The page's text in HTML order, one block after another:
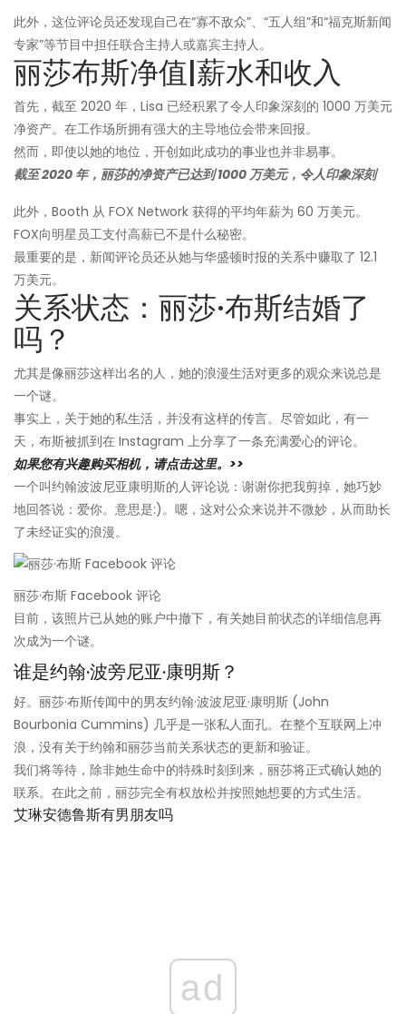
此外，这位评论员还发现自己在“寡不敌众”、“五人组”和“福克斯新闻
专家”等节目中担任联合主持人或嘉宾主持人。
丽莎布斯净值|薪水和收入
首先，截至 2020 年，Lisa 已经积累了令人印象深刻的 1000 万美元
净资产。在工作场所拥有强大的主导地位会带来回报。
然而，即使以她的地位，开创如此成功的事业也并非易事。
截至 2020 年，丽莎的净资产已达到 1000 万美元，令人印象深刻
此外，Booth 从 FOX Network 获得的平均年薪为 60 万美元。
FOX向明星员工支付高薪已不是什么秘密。
最重要的是，新闻评论员还从她与华盛顿时报的关系中赚取了 12.1
万美元。
关系状态：丽莎·布斯结婚了
吗？
尤其是像丽莎这样出名的人，她的浪漫生活对更多的观众来说总是
一个谜。
事实上，关于她的私生活，并没有这样的传言。尽管如此，有一
天，布斯被抓到在 Instagram 上分享了一条充满爱心的评论。
如果您有兴趣购买相机，请点击这里。>>
一个叫约翰波波尼亚康明斯的人评论说：谢谢你把我剪掉，她巧妙
地回答说：爱你。意思是:)。嗯，这对公众来说并不微妙，从而助长
了未经证实的浪漫。
丽莎·布斯 Facebook 评论
目前，该照片已从她的账户中撤下，有关她目前状态的详细信息再
次成为一个谜。
谁是约翰·波旁尼亚·康明斯？
好。丽莎·布斯传闻中的男友约翰·波波尼亚·康明斯 (John
Bourbonia Cummins) 几乎是一张私人面孔。在整个互联网上冲
浪，没有关于约翰和丽莎当前关系状态的更新和验证。
我们将等待，除非她生命中的特殊时刻到来，丽莎将正式确认她的
联系。在此之前，丽莎完全有权放松并按照她想要的方式生活。
艾琳安德鲁斯有男朋友吗
ad